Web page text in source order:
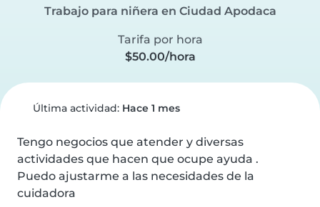
Trabajo para niñera en Ciudad Apodaca
Tarifa por hora
$50.00/hora
Última actividad: Hace 1 mes
Tengo negocios que atender y diversas
actividades que hacen que ocupe ayuda .
Puedo ajustarme a las necesidades de la
cuidadora